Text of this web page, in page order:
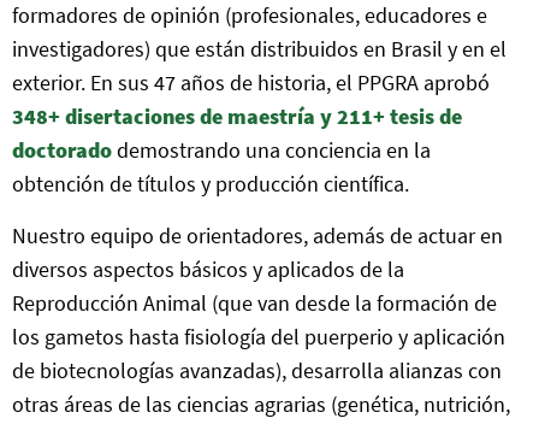
formadores de opinión (profesionales, educadores e
investigadores) que están distribuidos en Brasil y en el
exterior. En sus 47 años de historia, el PPGRA aprobó
348+ disertaciones de maestría y 211+ tesis de
doctoradodemostrando una conciencia en la
obtención de títulos y producción científica.
Nuestro equipo de orientadores, además de actuar en
diversos aspectos básicos y aplicados de la
Reproducción Animal (que van desde la formación de
los gametos hasta fisiología del puerperio y aplicación
de biotecnologías avanzadas), desarrolla alianzas con
otras áreas de las ciencias agrarias (genética, nutrición,